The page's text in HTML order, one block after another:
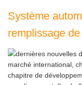
Système
remplissage